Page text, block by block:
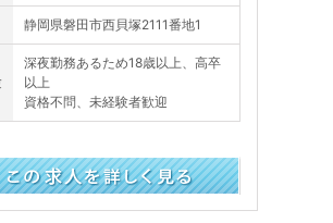
静岡県磐田市西貝塚2111番地1
深夜勤務あるため18歳以上、高卒
以上
資格不問、未経験者歓迎